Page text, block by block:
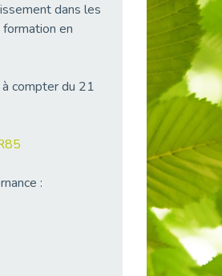
dans les
en
compter du 21
: